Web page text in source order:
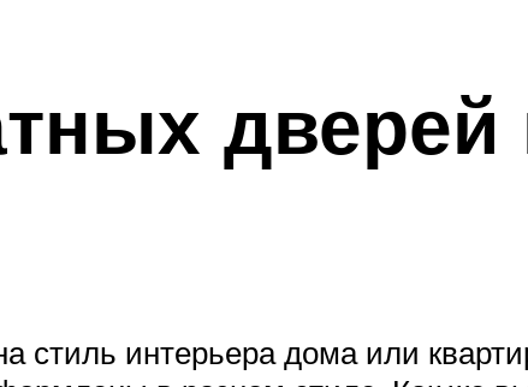
дверей
стиль интерьера дома или